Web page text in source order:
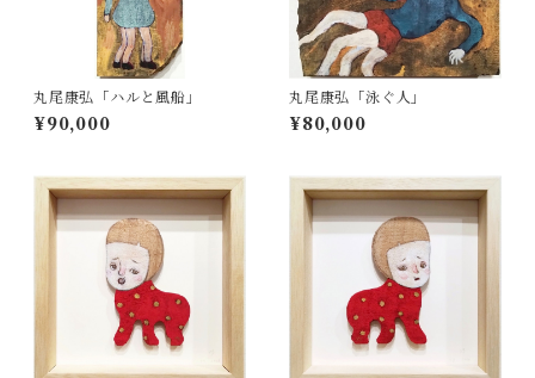
丸尾康弘「ハルと風船」
¥90,000
丸尾康弘「泳ぐ人」
¥80,000